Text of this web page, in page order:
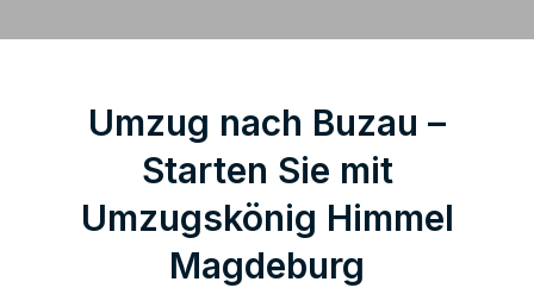
Umzug nach Buzau –
Starten Sie mit
Umzugskönig Himmel
Magdeburg